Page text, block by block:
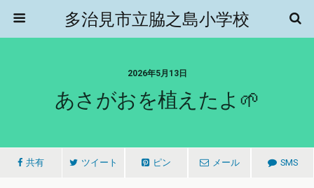
多治見市立脇之島小学校
2026年5月13日
あさがおを植えたよ🌱
共有 ツイート ピン メール SMS